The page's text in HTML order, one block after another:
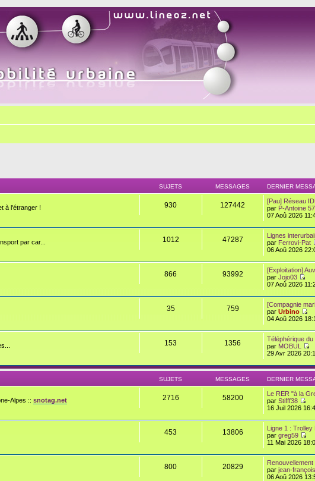
SUJETS MESSAGES DERNIER
à l'étranger !
930 127442
[Pau] Réseau
par P-Antoine 57
07 Aoû 2026
par car...
1012 47287
Lignes
par Ferrovi-Pat
06 Aoû 2026
866 93992
[Exploitation]
parJojo03
07 Aoû 2026
35 759
[Compagnie
parUrbino
04 Aoû 2026
153 1356
Téléphérique du
par MOBUL
29 Avr 2026
SUJETS MESSAGES DERNIER
Alpes :: snotag.net
2716 58200
Le RER "à la
parStifff38
16 Juil 2026
453 13806
Ligne 1 : Trolley
pargreg59
11 Mai 2026
800 20829
Renouvellement
parjean-françois
06 Aoû 2026